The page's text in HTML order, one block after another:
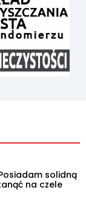
Posiadam solidną
na czele